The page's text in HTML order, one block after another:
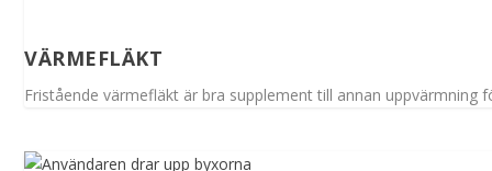
VÄRMEFLÄKT
Fristående värmefläkt är bra supplement till annan uppvärmning